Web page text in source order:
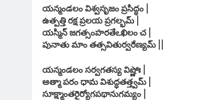
యన్మండలం విశ్వసృజం ప్రసిద్ధం |
ఉత్పత్తి రక్ష ప్రలయ ప్రగల్భమ్ |
యస్మిన్ జగత్సంహరతేఽఖిలం చ |
పునాతు మాం తత్సవితుర్వరేణ్యమ్ ||
యన్మండలం సర్వగతస్య విష్ణోః |
ఆత్మా పరం ధామ విశుద్ధతత్త్వమ్ |
సూక్ష్మాంతరైర్యోగపథానుగమ్యం |